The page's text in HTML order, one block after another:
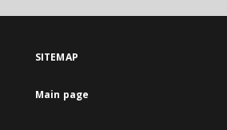
SITEMAP
Main page